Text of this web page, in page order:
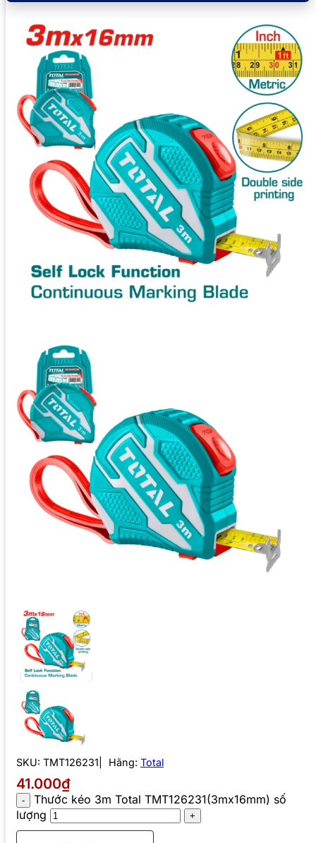
SKU: TMT126231 Hãng: Total
41.000₫
Thước kéo 3m Total TMT126231(3mx16mm) số
lượng